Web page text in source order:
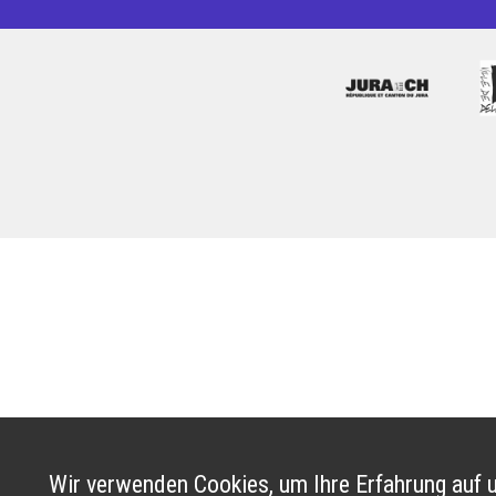
Wir verwenden Cookies, um Ihre Erfahrung